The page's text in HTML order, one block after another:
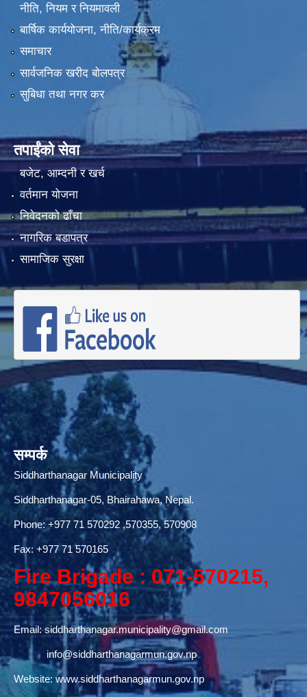
नीति, नियम र नियमावली
बार्षिक कार्ययोजना, नीति/कार्यक्रम
समाचार
सार्वजनिक खरीद बोलपत्र
सुबिधा तथा नगर कर
तपाईंको सेवा
बजेट, आम्दनी र खर्च
वर्तमान योजना
निवेदनको ढाँचा
नागरिक बडापत्र
सामाजिक सुरक्षा
सम्पर्क
Siddharthanagar Municipality
Siddharthanagar-05, Bhairahawa, Nepal.
Phone:+977 71 570292,570355, 570908
Fax: +977 71 570165
Fire Brigade : 071-570215,
9847056016
Email:siddharthanagar.municipality@gmail.com
info@siddharthanagarmun.gov.np
Website: www.siddharthanagarmun.gov.np